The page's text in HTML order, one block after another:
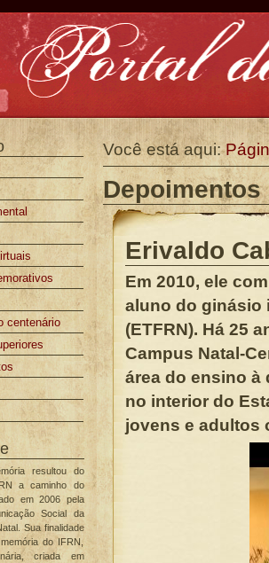
centenário
resultou do
a caminho do
em 2006 pela
Social da
Sua finalidade
do IFRN,
criada em
Você está aqui:
Depoimentos
Erivaldo
Em 2010, ele
aluno do ginásio
(ETFRN). Há 25
Campus Natal-
área do ensino à
no interior do
jovens e adultos